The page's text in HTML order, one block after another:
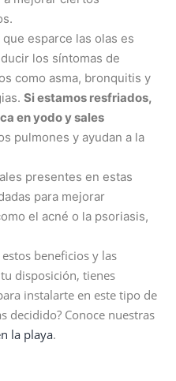
que esparce las olas es
los síntomas de
como asma, bronquitis y
Si estamos resfriados,
en yodo y sales
pulmones y ayudan a la
presentes en estas
para mejorar
el acné o la psoriasis,
beneficios y las
disposición, tienes
instalarte en este tipo de
decidido? Conoce nuestras
la playa.